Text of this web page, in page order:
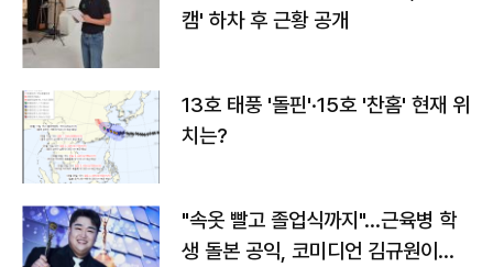
캠' 하차 후 근황 공개
13호 태풍 '돌핀'·15호 '찬홈' 현재 위
치는?
"속옷 빨고 졸업식까지"…근육병 학
생 돌본 공익, 코미디언 김규원이었